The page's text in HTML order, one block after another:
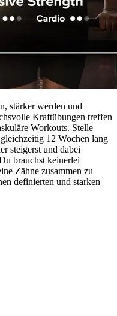
stärker werden und
Kraftübungen treffen
Workouts. Stelle
12 Wochen lang
steigerst und dabei
brauchst keinerlei
Zähne zusammen zu
definierten und starken